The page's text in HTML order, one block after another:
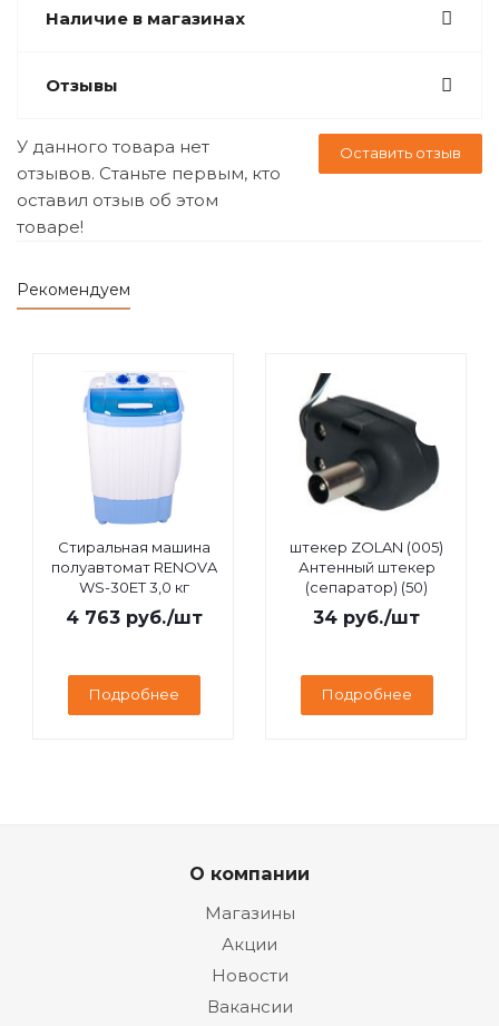
Наличие в магазинах
Отзывы
Оставить отзыв
У данного товара нет
отзывов. Станьте первым, кто
оставил отзыв об этом
товаре!
Рекомендуем
Стиральная машина
полуавтомат RENOVA
WS-30ET 3,0 кг
4 763руб./шт
Подробнее
штекер ZOLAN (005)
Антенный штекер
(сепаратор) (50)
34 руб./шт
Подробнее
О компании
Магазины
Акции
Новости
Вакансии